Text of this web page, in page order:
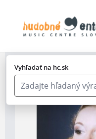
Vyhľadať na hc.sk